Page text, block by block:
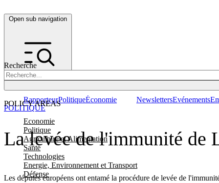
Open sub navigation
Recherche
POLICY AREAS
Economie
Politique
Agriculture et Alimentation
Santé
Technologies
Energie, Environnement et Transport
Défense
RapporteurPolitiqueÉconomie NewslettersEvénements
La levée de l'immunité de
Les députés européens ont entamé la procédure de levée de
POLITIQUE